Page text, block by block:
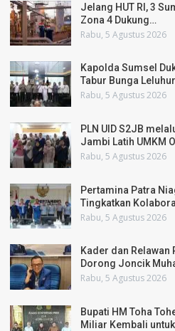
Jelang HUT RI, 3
Zona 4 Dukung…
Rabu, 5 Agustus 2026
Kapolda Sumsel
Tabur Bunga
Rabu, 5 Agustus 2026
PLN UID S2JB
Jambi Latih UMKM
Rabu, 5 Agustus 2026
Pertamina Patra
Tingkatkan
Rabu, 5 Agustus 2026
Kader dan Relawan
Dorong Joncik
Rabu, 5 Agustus 2026
Bupati HM Toha
Miliar Kembali